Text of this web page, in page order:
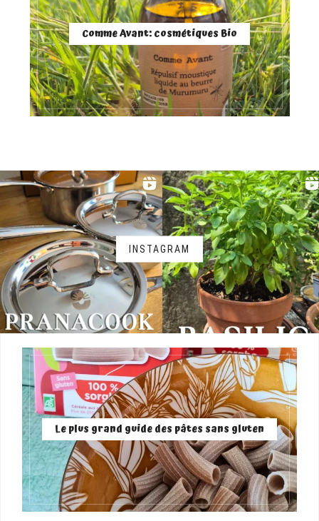
Comme Avant: cosmétiques Bio
INSTAGRAM
Le plus grand guide des pâtes sans gluten